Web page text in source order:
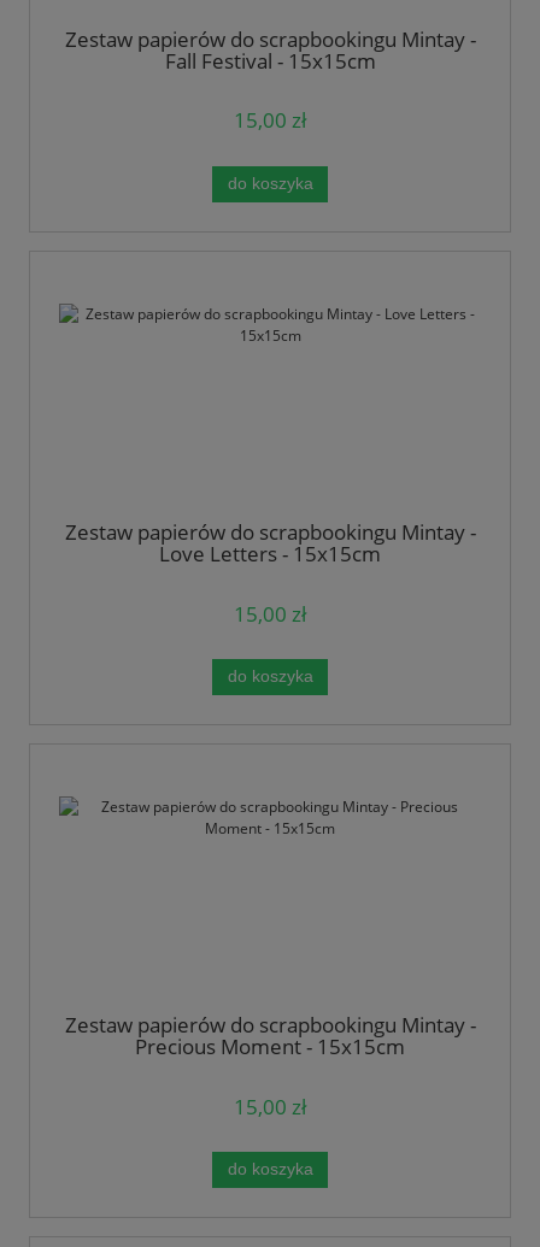
Zestaw papierów do scrapbookingu Mintay -
Fall Festival - 15x15cm
15,00 zł
do koszyka
Zestaw papierów do scrapbookingu Mintay -
Love Letters - 15x15cm
15,00 zł
do koszyka
Zestaw papierów do scrapbookingu Mintay -
Precious Moment - 15x15cm
15,00 zł
do koszyka